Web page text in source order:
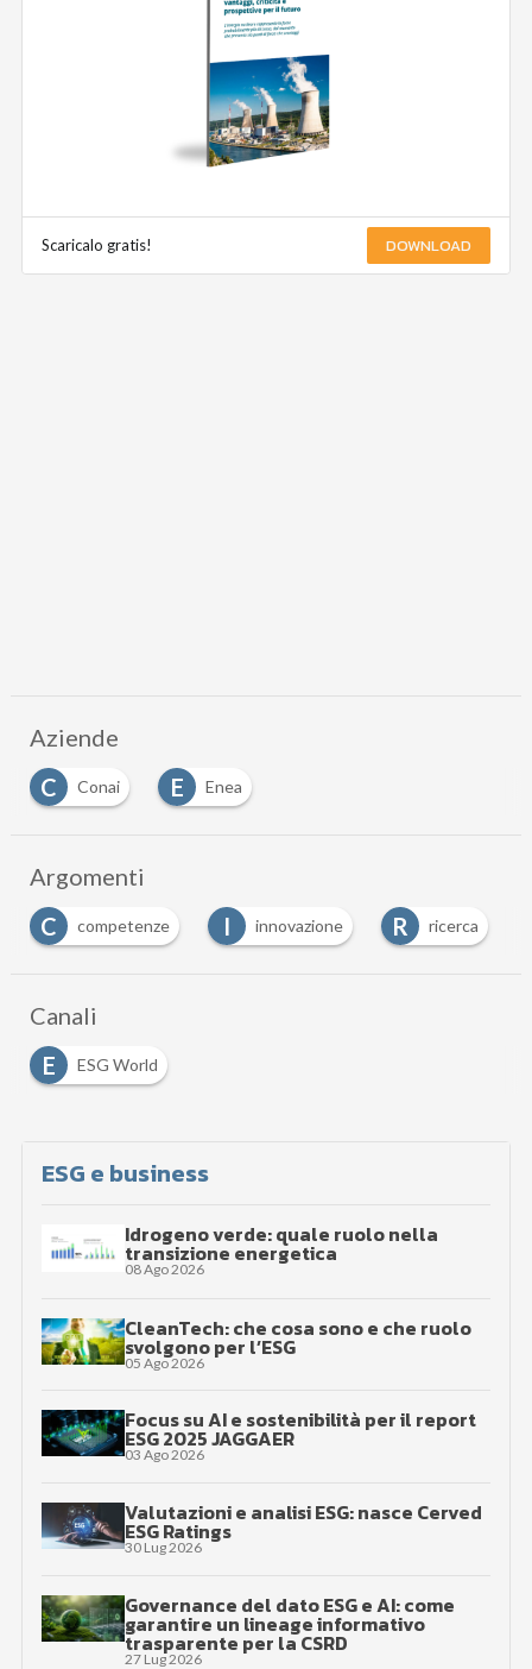
Scaricalo gratis! DOWNLOAD
Aziende
C
Conai E Enea
Argomenti
I
innovazione R ricerca S sostenibilità
Canali
E
ESG World
ESG e business
Idrogeno verde: quale ruolo nella
transizione energetica
08 Ago 2026
CleanTech: che cosa sono e che ruolo
svolgono per l’ESG
05 Ago 2026
Focus su AI e sostenibilità per il report
ESG 2025 JAGGAER
03 Ago 2026
Valutazioni e analisi ESG: nasce Cerved
ESG Ratings
30 Lug 2026
Governance del dato ESG e AI: come
garantire un lineage informativo
trasparente per la CSRD
27 Lug 2026